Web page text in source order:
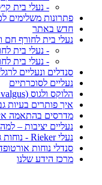
- נעלי בית
פתרונות משלימים
חדש באתר
נעלי בית לחורף חם
- נעלי בית
- נעלי בית
סנדלים ונעליים
נעליים לסוכרתיים
הלוקס ולגוס (hallux valgus)
איך פותרים בעיות
מדרסים בהתאמה
נעליים יציבות –
נעלי Rieker - נוחות גרמנית אמיתית שפוגשת את היומיום הישראלי
סנדלי נוחות
מרכז הידע שלנו